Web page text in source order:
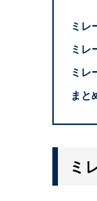
ミレ
ミレ
ミレ
まと
ミ